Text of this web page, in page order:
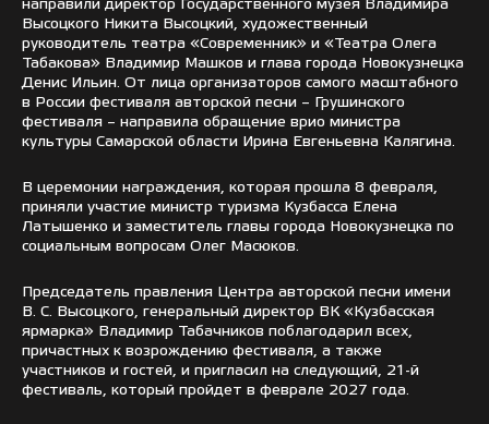
направили директор Государственного музея Владимира
Высоцкого Никита Высоцкий, художественный
руководитель театра «Современник» и «Театра Олега
Табакова» Владимир Машков и глава города Новокузнецка
Денис Ильин. От лица организаторов самого масштабного
в России фестиваля авторской песни – Грушинского
фестиваля – направила обращение врио министра
культуры Самарской области Ирина Евгеньевна Калягина.
В церемонии награждения, которая прошла 8 февраля,
приняли участие министр туризма Кузбасса Елена
Латышенко и заместитель главы города Новокузнецка по
социальным вопросам Олег Масюков.
Председатель правления Центра авторской песни имени
В. С. Высоцкого, генеральный директор ВК «Кузбасская
ярмарка» Владимир Табачников поблагодарил всех,
причастных к возрождению фестиваля, а также
участников и гостей, и пригласил на следующий, 21-й
фестиваль, который пройдет в феврале 2027 года.